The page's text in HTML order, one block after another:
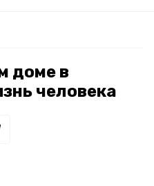
доме в
человека